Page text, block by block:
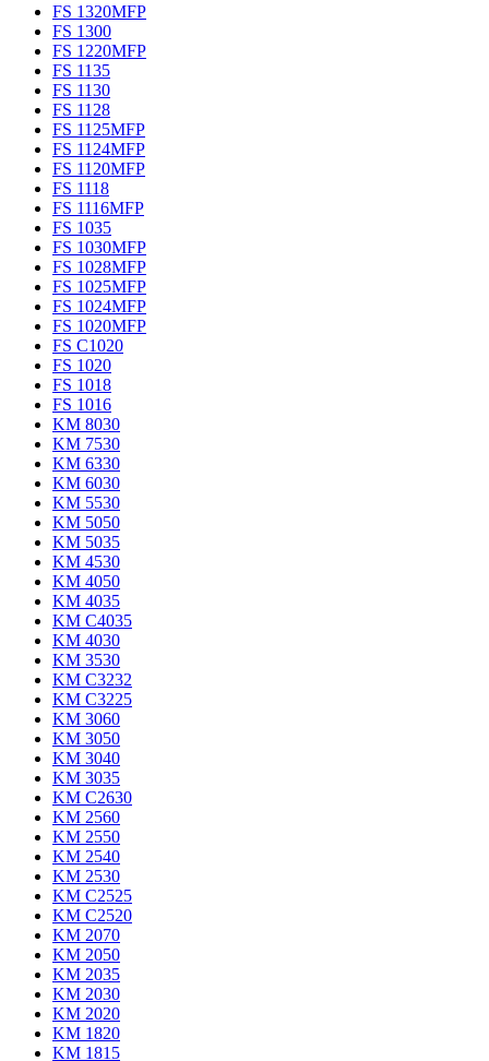
FS 1320MFP
FS 1300
FS 1220MFP
FS 1135
FS 1130
FS 1128
FS 1125MFP
FS 1124MFP
FS 1120MFP
FS 1118
FS 1116MFP
FS 1035
FS 1030MFP
FS 1028MFP
FS 1025MFP
FS 1024MFP
FS 1020MFP
FS C1020
FS 1020
FS 1018
FS 1016
KM 8030
KM 7530
KM 6330
KM 6030
KM 5530
KM 5050
KM 5035
KM 4530
KM 4050
KM 4035
KM C4035
KM 4030
KM 3530
KM C3232
KM C3225
KM 3060
KM 3050
KM 3040
KM 3035
KM C2630
KM 2560
KM 2550
KM 2540
KM 2530
KM C2525
KM C2520
KM 2070
KM 2050
KM 2035
KM 2030
KM 2020
KM 1820
KM 1815